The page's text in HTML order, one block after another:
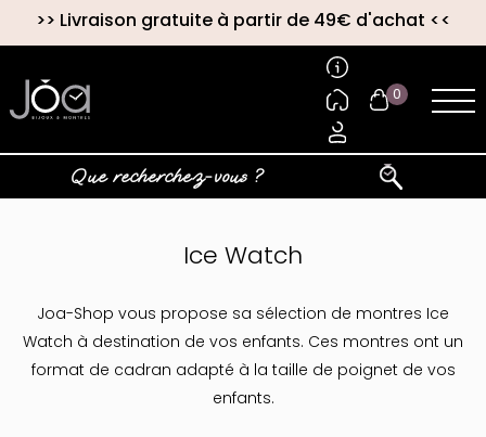
>> Livraison gratuite à partir de 49€ d'achat <<
0
Ice Watch
Joa-Shop vous propose sa sélection de montres Ice
Watch à destination de vos enfants. Ces montres ont un
format de cadran adapté à la taille de poignet de vos
enfants.